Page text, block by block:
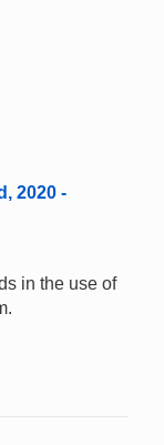
2020 -
in the use of